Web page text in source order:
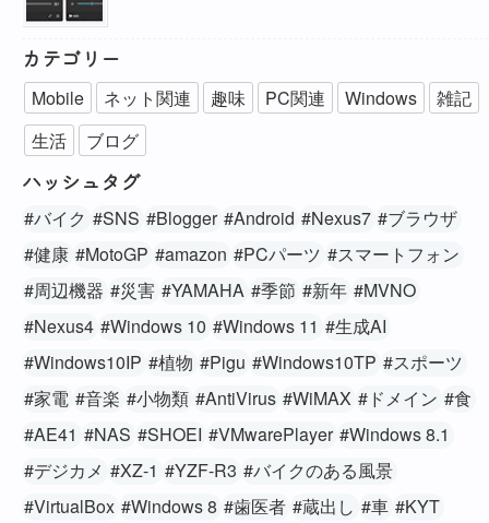
カテゴリー
Mobile ネット関連 趣味 PC関連 Windows
雑記
生活
ブログ
ハッシュタグ
#バイク #SNS #Blogger #Android #Nexus7 #ブラウザ
#健康 #MotoGP #amazon #PCパーツ #スマートフォン
#周辺機器 #災害 #YAMAHA #季節 #新年 #MVNO
#Nexus4 #Windows 10 #Windows 11 #生成AI
#Windows10IP #植物 #Pigu #Windows10TP #スポーツ
#家電 #音楽 #小物類 #AntiVirus #WiMAX #ドメイン #食
#AE41 #NAS #SHOEI #VMwarePlayer #Windows 8.1
#デジカメ #XZ-1 #YZF-R3 #バイクのある風景
#VirtualBox #Windows 8 #歯医者 #蔵出し #車 #KYT